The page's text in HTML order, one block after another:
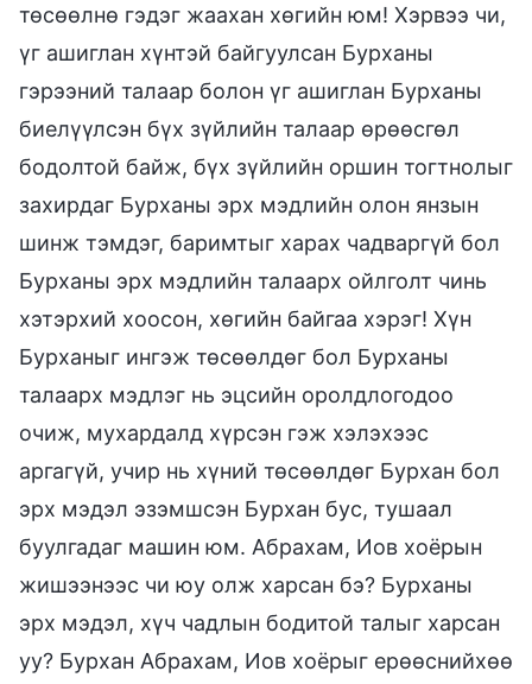
төсөөлнө гэдэг жаахан хөгийн юм! Хэрвээ чи,
үг ашиглан хүнтэй байгуулсан Бурханы
гэрээний талаар болон үг ашиглан Бурханы
биелүүлсэн бүх зүйлийн талаар өрөөсгөл
бодолтой байж, бүх зүйлийн оршин тогтнолыг
захирдаг Бурханы эрх мэдлийн олон янзын
шинж тэмдэг, баримтыг харах чадваргүй бол
Бурханы эрх мэдлийн талаарх ойлголт чинь
хэтэрхий хоосон, хөгийн байгаа хэрэг! Хүн
Бурханыг ингэж төсөөлдөг бол Бурханы
талаарх мэдлэг нь эцсийн оролдлогодоо
очиж, мухардалд хүрсэн гэж хэлэхээс
аргагүй, учир нь хүний төсөөлдөг Бурхан бол
эрх мэдэл эзэмшсэн Бурхан бус, тушаал
буулгадаг машин юм. Абрахам, Иов хоёрын
жишээнээс чи юу олж харсан бэ? Бурханы
эрх мэдэл, хүч чадлын бодитой талыг харсан
уу? Бурхан Абрахам, Иов хоёрыг ерөөснийхөө